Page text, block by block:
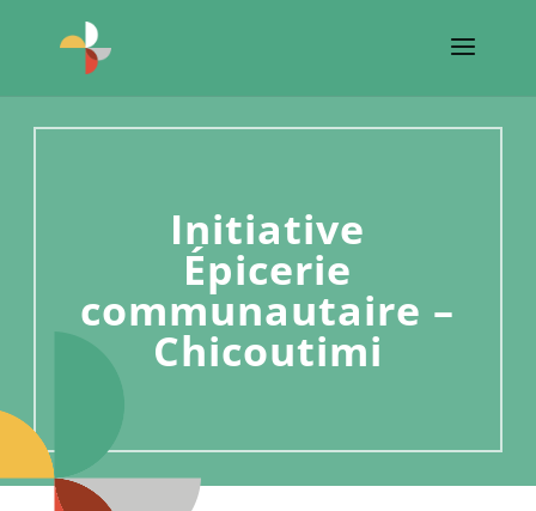
Initiative
Épicerie
communautaire –
Chicoutimi